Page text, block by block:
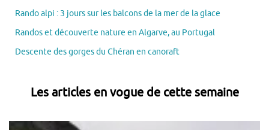
Rando alpi : 3 jours sur les balcons de la mer de la glace
Randos et découverte nature en Algarve, au Portugal
Descente des gorges du Chéran en canoraft
Les articles en vogue de cette semaine